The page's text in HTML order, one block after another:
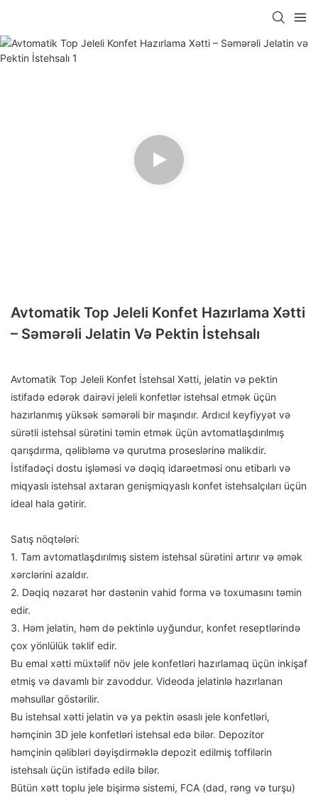
Avtomatik Top Jeleli Konfet Hazırlama Xətti
– Səmərəli Jelatin Və Pektin İstehsalı
Avtomatik Top Jeleli Konfet İstehsal Xətti, jelatin və pektin
istifadə edərək dairəvi jeleli konfetlər istehsal etmək üçün
hazırlanmış yüksək səmərəli bir maşındır. Ardıcıl keyfiyyət və
sürətli istehsal sürətini təmin etmək üçün avtomatlaşdırılmış
qarışdırma, qəlibləmə və qurutma proseslərinə malikdir.
İstifadəçi dostu işləməsi və dəqiq idarəetməsi onu etibarlı və
miqyaslı istehsal axtaran genişmiqyaslı konfet istehsalçıları üçün
ideal hala gətirir.
Satış nöqtələri:
1. Tam avtomatlaşdırılmış sistem istehsal sürətini artırır və əmək
xərclərini azaldır.
2. Dəqiq nəzarət hər dəstənin vahid forma və toxumasını təmin
edir.
3. Həm jelatin, həm də pektinlə uyğundur, konfet reseptlərində
çox yönlülük təklif edir.
Bu emal xətti müxtəlif növ jele konfetləri hazırlamaq üçün inkişaf
etmiş və davamlı bir zavoddur. Videoda jelatinlə hazırlanan
məhsullar göstərilir.
Bu istehsal xətti jelatin və ya pektin əsaslı jele konfetləri,
həmçinin 3D jele konfetləri istehsal edə bilər. Depozitor
həmçinin qəlibləri dəyişdirməklə depozit edilmiş toffilərin
istehsalı üçün istifadə edilə bilər.
Bütün xətt toplu jele bişirmə sistemi, FCA (dad, rəng və turşu)